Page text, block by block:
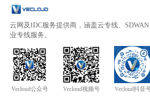
云网及IDC服务提供商，涵盖云专线、SDWAN
业专线服务。
Vecloud公众号 Vecloud视频号 Vecloud抖音